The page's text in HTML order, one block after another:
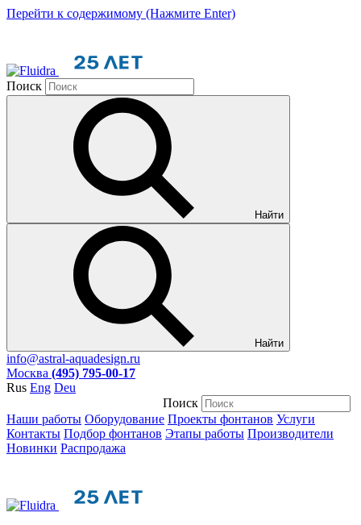
Перейти к содержимому (Нажмите Enter)
Поиск
Найти
Найти
info@astral-aquadesign.ru
Москва (495) 795-00-17
Rus Eng Deu
Поиск
Наши работы Оборудование Проекты фонтанов Услуги
Контакты Подбор фонтанов Этапы работы Производители
Новинки Распродажа